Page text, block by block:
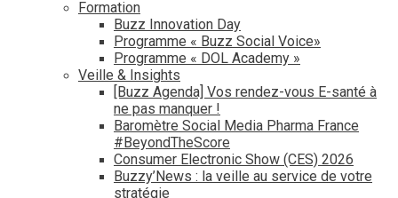
Formation
Buzz Innovation Day
Programme « Buzz Social Voice»
Programme « DOL Academy »
Veille & Insights
[Buzz Agenda] Vos rendez-vous E-santé à
ne pas manquer !
Baromètre Social Media Pharma France
#BeyondTheScore
Consumer Electronic Show (CES) 2026
Buzzy’News : la veille au service de votre
stratégie